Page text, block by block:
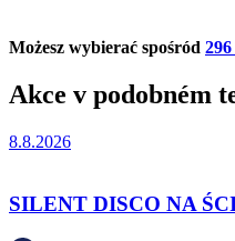
Możesz wybierać spośród
Akce v podobném
8.8.2026
SILENT DISCO NA